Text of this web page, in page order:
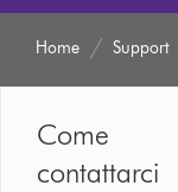
Home Support
Come
contattarci